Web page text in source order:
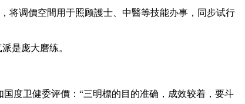
将调價空間用于照顾護士、中醫等技能办事，同步试行
是庞大磨练。
度卫健委评價：“三明標的目的准确，成效较着，要斗